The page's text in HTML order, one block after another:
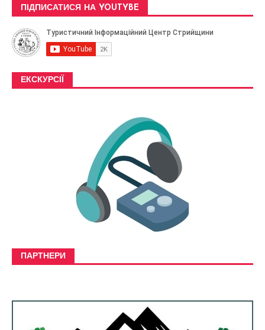
ПІДПИСАТИСЯ НА YOUTYBE
ЕКСКУРСІЇ
ПАРТНЕРИ